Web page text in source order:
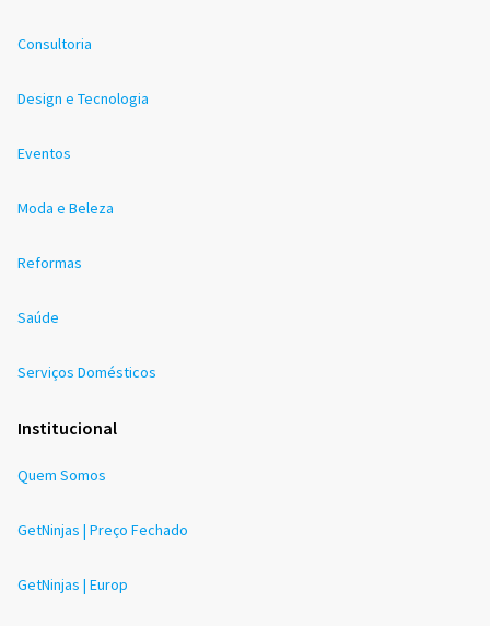
Consultoria
Design e Tecnologia
Eventos
Moda e Beleza
Reformas
Saúde
Serviços Domésticos
Institucional
Quem Somos
GetNinjas | Preço Fechado
GetNinjas | Europ